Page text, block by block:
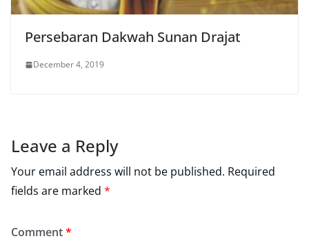
Persebaran Dakwah Sunan Drajat
December 4, 2019
Leave a Reply
Your email address will not be published. Required
fields are marked *
Comment*